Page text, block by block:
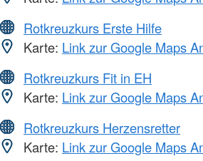
Rotkreuzkurs Erste Hilfe
Karte: Link zur Google Maps
Rotkreuzkurs Fit in EH
Karte: Link zur Google Maps
Rotkreuzkurs Herzensretter
Karte: Link zur Google Maps